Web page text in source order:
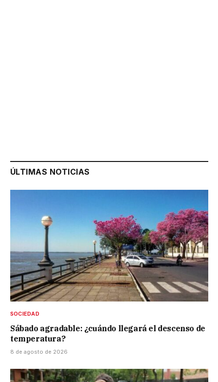
ÚLTIMAS NOTICIAS
SOCIEDAD
Sábado agradable: ¿cuándo llegará el descenso de
temperatura?
8 de agosto de 2026